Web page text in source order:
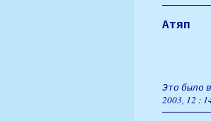
Атяп
Это было
2003, 12 :